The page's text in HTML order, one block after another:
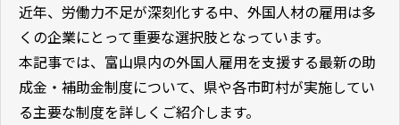
外食業界採用 【飲食料品製造業向
け】特定技能制度が
まるわかり
近年、労働力不足が深刻化する中、外国人材の雇用は多
くの企業にとって重要な選択肢となっています。
本記事では、富山県内の外国人雇用を支援する最新の助
成金・補助金制度について、県や各市町村が実施してい
る主要な制度を詳しくご紹介します。